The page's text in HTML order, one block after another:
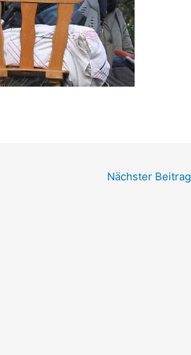
Nächster Beitrag